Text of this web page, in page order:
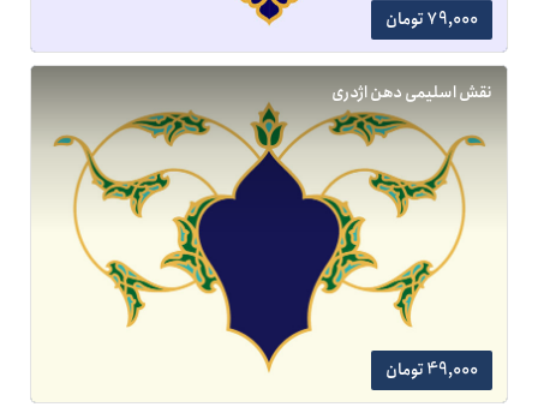
79,000 تومان
نقش اسلیمی دهن اژدری
49,000 تومان